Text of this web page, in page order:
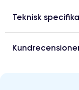
Teknisk